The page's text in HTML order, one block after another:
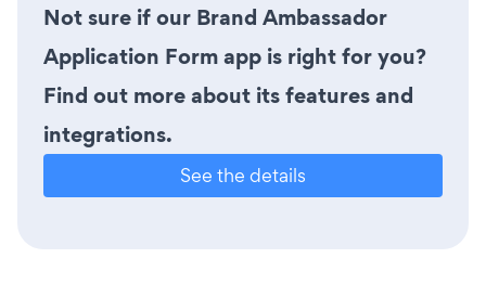
Not sure if our Brand Ambassador
Application Form app is right for you?
Find out more about its features and
integrations.
See the details